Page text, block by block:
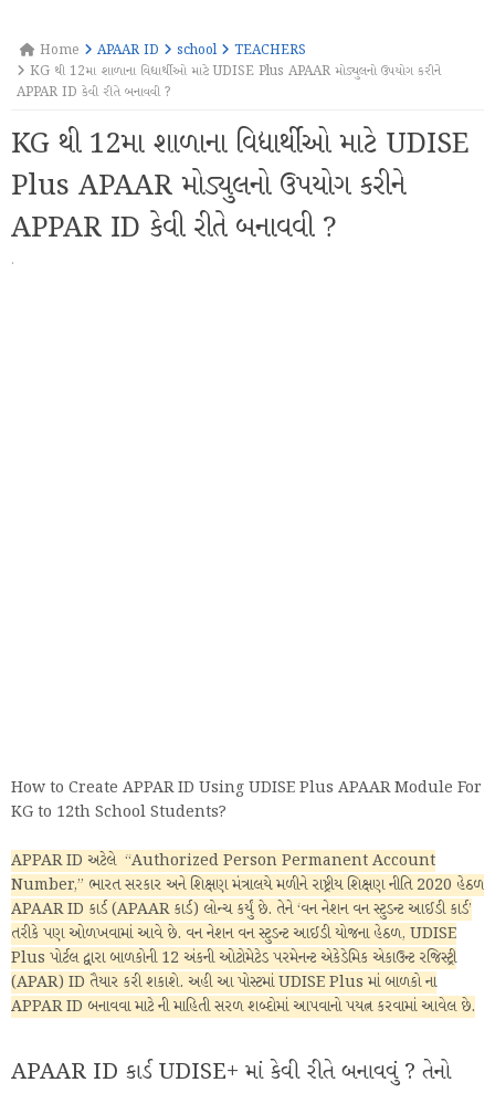
Home APAAR ID school
TEACHERS
KG થી 12મા શાળાના વિદ્યાર્થીઓ માટે UDISE Plus APAAR મોડ્યુલનો ઉપયોગ કરીને
APPAR ID કેવી રીતે બનાવવી ?
KG થી 12મા શાળાના વિદ્યાર્થીઓ માટે UDISE
Plus APAAR મોડ્યુલનો ઉપયોગ કરીને
APPAR ID કેવી રીતે બનાવવી ?
·
How to Create APPAR ID Using UDISE Plus APAAR Module For
KG to 12th School Students?
APPAR ID અટેલે “Authorized Person Permanent Account
Number,” ભારત સરકાર અને શિક્ષણ મંત્રાલયે મળીને રાષ્ટ્રીય શિક્ષણ નીતિ 2020 હેઠળ
APAAR ID કાર્ડ (APAAR કાર્ડ) લોન્ચ કર્યું છે. તેને ‘વન નેશન વન સ્ટુડન્ટ આઈડી કાર્ડ’
તરીકે પણ ઓળખવામાં આવે છે. વન નેશન વન સ્ટુડન્ટ આઈડી યોજના હેઠળ, UDISE
Plus પોર્ટલ દ્વારા બાળકોની 12 અંકની ઓટોમેટેડ પરમેનન્ટ એકેડેમિક એકાઉન્ટ રજિસ્ટ્રી
(APAR) ID તૈયાર કરી શકાશે. અહી આ પોસ્ટમાં UDISE Plus માં બાળકો ના
APPAR ID બનાવવા માટે ની માહિતી સરળ શબ્દોમાં આપવાનો પયત્ન કરવામાં આવેલ છે.
APAAR ID કાર્ડ UDISE+ માં કેવી રીતે બનાવવું ? તેનો